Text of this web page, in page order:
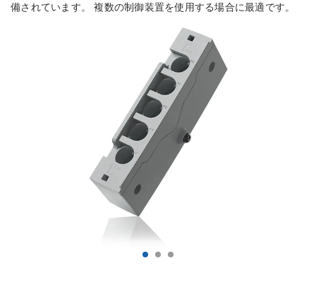
備されています。 複数の制御装置を使用する場合に最適です。